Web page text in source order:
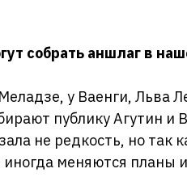
собрать аншлаг в
у Ваенги, Льва
публику Агутин и
не редкость, но так
меняются планы